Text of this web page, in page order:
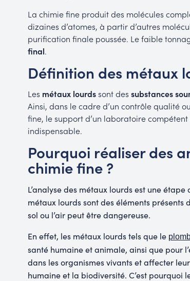
La chimie fine produit des molécules
dizaines d’atomes, à partir d’autres
purification finale poussée. Le faible
final.
Définition des métaux
Les métaux lourdssont des substances
Ainsi, dans le cadre d’un contrôle qualité
fine, le support d’un laboratoire
indispensable.
Pourquoi réaliser des
chimie fine ?
L’analyse des métaux lourds est une étape
métaux lourds sont des éléments présents
sol ou l’air peut être dangereuse.
En effet, les métaux lourds tels que le
santé humaine et animale, ainsi que pour
dans les organismes vivants et affecter
humaine et la biodiversité. C’est pourquoi